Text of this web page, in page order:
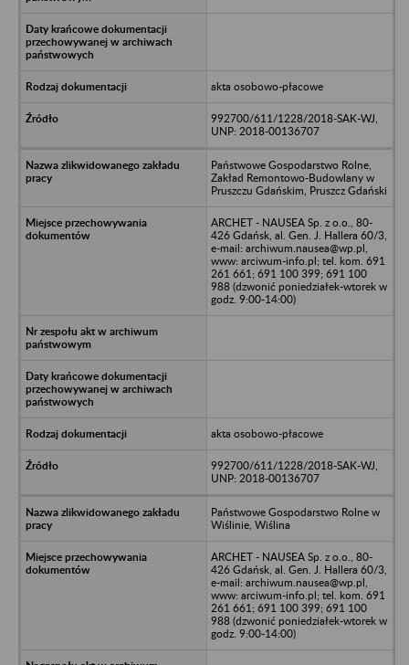
akta osobowo-płacowe
992700/611/1228/2018-SAK-WJ,
UNP: 2018-00136707
Państwowe Gospodarstwo Rolne,
Zakład Remontowo-Budowlany w
Pruszczu Gdańskim, Pruszcz Gdański
ARCHET - NAUSEA Sp. z o.o., 80-
426 Gdańsk, al. Gen. J. Hallera 60/3,
e-mail: archiwum.nausea@wp.pl,
www: arciwum-info.pl; tel. kom. 691
261 661; 691 100 399; 691 100
988 (dzwonić poniedziałek-wtorek w
godz. 9:00-14:00)
akta osobowo-płacowe
992700/611/1228/2018-SAK-WJ,
UNP: 2018-00136707
Państwowe Gospodarstwo Rolne w
Wiślinie, Wiślina
ARCHET - NAUSEA Sp. z o.o., 80-
426 Gdańsk, al. Gen. J. Hallera 60/3,
e-mail: archiwum.nausea@wp.pl,
www: arciwum-info.pl; tel. kom. 691
261 661; 691 100 399; 691 100
988 (dzwonić poniedziałek-wtorek w
godz. 9:00-14:00)